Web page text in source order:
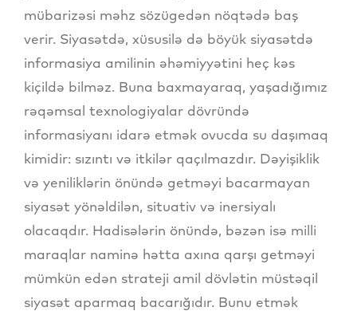
mübarizəsi məhz sözügedən nöqtədə baş
verir. Siyasətdə, xüsusilə də böyük siyasətdə
informasiya amilinin əhəmiyyətini heç kəs
kiçildə bilməz. Buna baxmayaraq, yaşadığımız
rəqəmsal texnologiyalar dövründə
informasiyanı idarə etmək ovucda su daşımaq
kimidir: sızıntı və itkilər qaçılmazdır. Dəyişiklik
və yeniliklərin önündə getməyi bacarmayan
siyasət yönəldilən, situativ və inersiyalı
olacaqdır. Hadisələrin önündə, bəzən isə milli
maraqlar naminə hətta axına qarşı getməyi
mümkün edən strateji amil dövlətin müstəqil
siyasət aparmaq bacarığıdır. Bunu etmək